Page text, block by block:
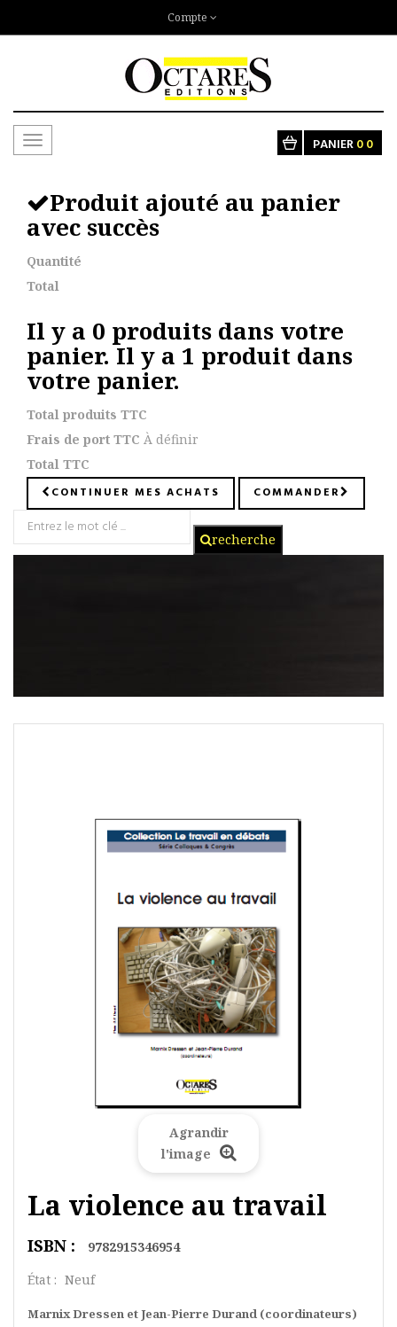
Compte
Toggle
PANIER00
Produit ajouté au panier
avec succès
Quantité
Total
Il y a 0 produits dans votre
panier.Il y a 1 produit dans
votre panier.
Total produits TTC
Frais de port TTC À définir
Total TTC
CONTINUER MES ACHATS COMMANDER
recherche
Agrandir
l'image
La violence au travail
ISBN :
9782915346954
État : Neuf
Marnix Dressen et Jean-Pierre Durand (coordinateurs)